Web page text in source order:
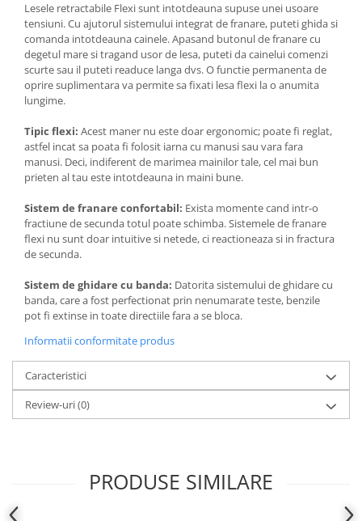
Lesele retractabile Flexi sunt intotdeauna supuse unei usoare
tensiuni. Cu ajutorul sistemului integrat de franare, puteti ghida si
comanda intotdeauna cainele. Apasand butonul de franare cu
degetul mare si tragand usor de lesa, puteti da cainelui comenzi
scurte sau il puteti readuce langa dvs. O functie permanenta de
oprire suplimentara va permite sa fixati lesa flexi la o anumita
lungime.
Tipic flexi: Acest maner nu este doar ergonomic; poate fi reglat,
astfel incat sa poata fi folosit iarna cu manusi sau vara fara
manusi. Deci, indiferent de marimea mainilor tale, cel mai bun
prieten al tau este intotdeauna in maini bune.
Sistem de franare confortabil: Exista momente cand intr-o
fractiune de secunda totul poate schimba. Sistemele de franare
flexi nu sunt doar intuitive si netede, ci reactioneaza si in fractura
de secunda.
Sistem de ghidare cu banda: Datorita sistemului de ghidare cu
banda, care a fost perfectionat prin nenumarate teste, benzile
pot fi extinse in toate directiile fara a se bloca.
Informatii conformitate produs
Caracteristici
Review-uri(0)
PRODUSE SIMILARE